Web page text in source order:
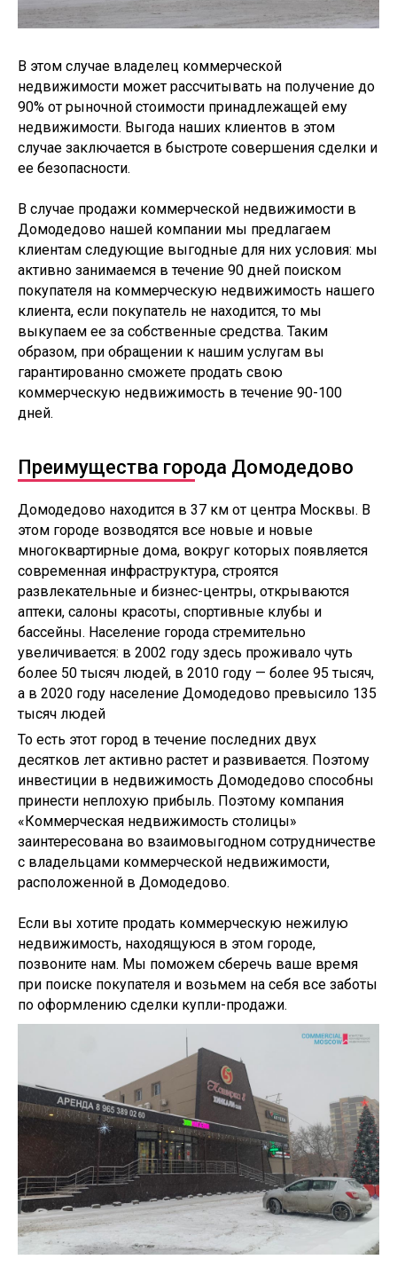
В этом случае владелец коммерческой
недвижимости может рассчитывать на получение до
90% от рыночной стоимости принадлежащей ему
недвижимости. Выгода наших клиентов в этом
случае заключается в быстроте совершения сделки и
ее безопасности.
В случае продажи коммерческой недвижимости в
Домодедово нашей компании мы предлагаем
клиентам следующие выгодные для них условия: мы
активно занимаемся в течение 90 дней поиском
покупателя на коммерческую недвижимость нашего
клиента, если покупатель не находится, то мы
выкупаем ее за собственные средства. Таким
образом, при обращении к нашим услугам вы
гарантированно сможете продать свою
коммерческую недвижимость в течение 90-100
дней.
Преимущества города Домодедово
Домодедово находится в 37 км от центра Москвы. В
этом городе возводятся все новые и новые
многоквартирные дома, вокруг которых появляется
современная инфраструктура, строятся
развлекательные и бизнес-центры, открываются
аптеки, салоны красоты, спортивные клубы и
бассейны. Население города стремительно
увеличивается: в 2002 году здесь проживало чуть
более 50 тысяч людей, в 2010 году — более 95 тысяч,
а в 2020 году население Домодедово превысило 135
тысяч людей
То есть этот город в течение последних двух
десятков лет активно растет и развивается. Поэтому
инвестиции в недвижимость Домодедово способны
принести неплохую прибыль. Поэтому компания
«Коммерческая недвижимость столицы»
заинтересована во взаимовыгодном сотрудничестве
с владельцами коммерческой недвижимости,
расположенной в Домодедово.
Если вы хотите продать коммерческую нежилую
недвижимость, находящуюся в этом городе,
позвоните нам. Мы поможем сберечь ваше время
при поиске покупателя и возьмем на себя все заботы
по оформлению сделки купли-продажи.